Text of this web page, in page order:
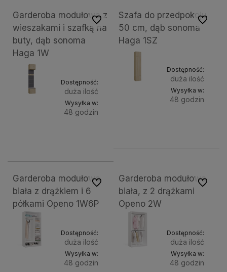
Garderoba modułowa z
wieszakami i szafką na
buty, dąb sonoma
Haga 1W
Dostępność:
duża ilość
Wysyłka w:
48 godzin
koszyka
Do ulubionychSzafa do przedpokoju
50 cm, dąb sonoma
Haga 1SZ
Dostępność:
duża ilość
Wysyłka w:
48 godzin
Do
Garderoba modułowa
biała z drążkiem i 6
półkami Openo 1W6P
Dostępność:
duża ilość
Wysyłka w:
48 godzin
Do ulubionychGarderoba modułowa
biała, z 2 drążkami
Openo 2W
Dostępność:
duża ilość
Wysyłka w:
48 godzin
Do